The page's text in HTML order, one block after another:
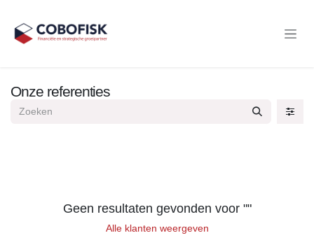
Onze referenties
Geen resultaten gevonden voor ""
Alle klanten weergeven